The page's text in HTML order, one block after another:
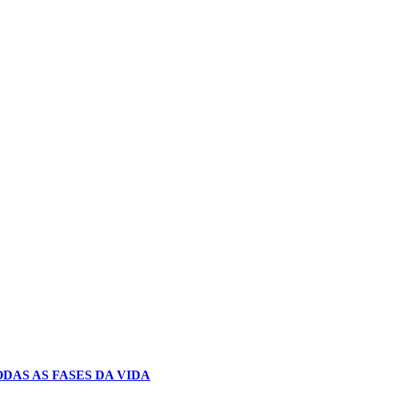
AS FASES DA VIDA